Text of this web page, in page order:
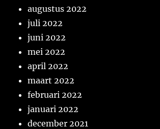
augustus 2022
juli 2022
juni 2022
mei 2022
april 2022
maart 2022
februari 2022
januari 2022
december 2021